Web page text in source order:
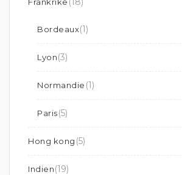
Bordeaux(1)
Lyon(3)
Normandie (1)
Paris(5)
Hong kong (5)
Indien(19)